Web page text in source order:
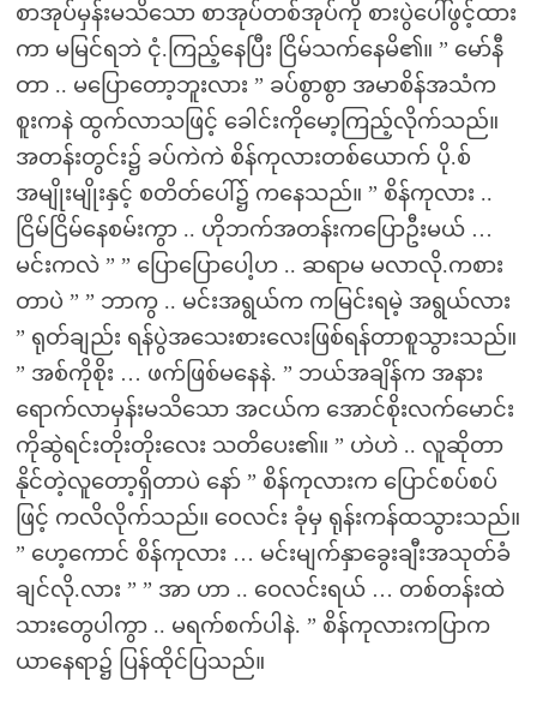
စာအုပ်မှန်းမသိသော စာအုပ်တစ်အုပ်ကို စားပွဲပေါ်ဖွင့်ထား
ကာ မမြင်ရဘဲ ငုံ.ကြည့်နေပြီး ငြိမ်သက်နေမိ၏။ ” မော်နီ
တာ .. မပြောတော့ဘူးလား ” ခပ်စွာစွာ အမာစိန်အသံက
စူးကနဲ ထွက်လာသဖြင့် ခေါင်းကိုမော့ကြည့်လိုက်သည်။
အတန်းတွင်း၌ ခပ်ကဲကဲ စိန်ကုလားတစ်ယောက် ပို.စ်
အမျိုးမျိုးနှင့် စတိတ်ပေါ်၌ ကနေသည်။ ” စိန်ကုလား ..
ငြိမ်ငြိမ်နေစမ်းကွာ .. ဟိုဘက်အတန်းကပြောဦးမယ် …
မင်းကလဲ ” ” ပြောပြောပေါ့ဟ .. ဆရာမ မလာလို.ကစား
တာပဲ ” ” ဘာကွ .. မင်းအရွယ်က ကမြင်းရမဲ့ အရွယ်လား
” ရုတ်ချည်း ရန်ပွဲအသေးစားလေးဖြစ်ရန်တာစူသွားသည်။
” အစ်ကိုစိုး … ဖက်ဖြစ်မနေနဲ. ” ဘယ်အချိန်က အနား
ရောက်လာမှန်းမသိသော အငယ်က အောင်စိုးလက်မောင်း
ကိုဆွဲရင်းတိုးတိုးလေး သတိပေး၏။ ” ဟဲဟဲ .. လူဆိုတာ
နိုင်တဲ့လူတော့ရှိတာပဲ နော် ” စိန်ကုလားက ပြောင်စပ်စပ်
ဖြင့် ကလိလိုက်သည်။ ဝေလင်း ခုံမှ ရုန်းကန်ထသွားသည်။
” ဟေ့ကောင် စိန်ကုလား … မင်းမျက်နှာခွေးချီးအသုတ်ခံ
ချင်လို.လား ” ” အာ ဟာ .. ဝေလင်းရယ် … တစ်တန်းထဲ
သားတွေပါကွာ .. မရက်စက်ပါနဲ. ” စိန်ကုလားကပြာက
ယာနေရာ၌ ပြန်ထိုင်ပြသည်။